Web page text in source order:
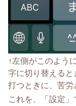
↑左側がこのよう
字に切り替える
打つときに、苦労
これを、「設定」